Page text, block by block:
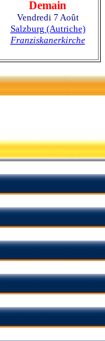
Demain
Vendredi 7 Août
Salzburg (Autriche)
Franziskanerkirche